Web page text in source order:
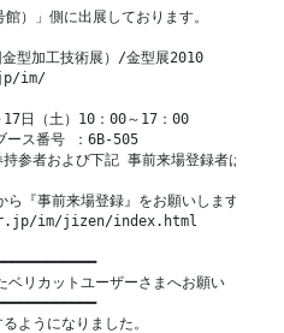
）」側に出展しております。
型加工技術展）/金型展2010
im/
日（土）10：00～17：00
ース番号 ：6B-505
者および下記 事前来場登録者は無料)
『事前来場登録』をお願いします。
im/jizen/index.html
リカットユーザーさまへお願い
ようになりました。